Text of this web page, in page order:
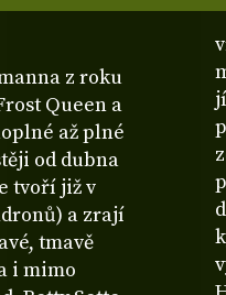
z roku
Queen a
až plné
od dubna
tvoří již v
a zrají
tmavě
i mimo